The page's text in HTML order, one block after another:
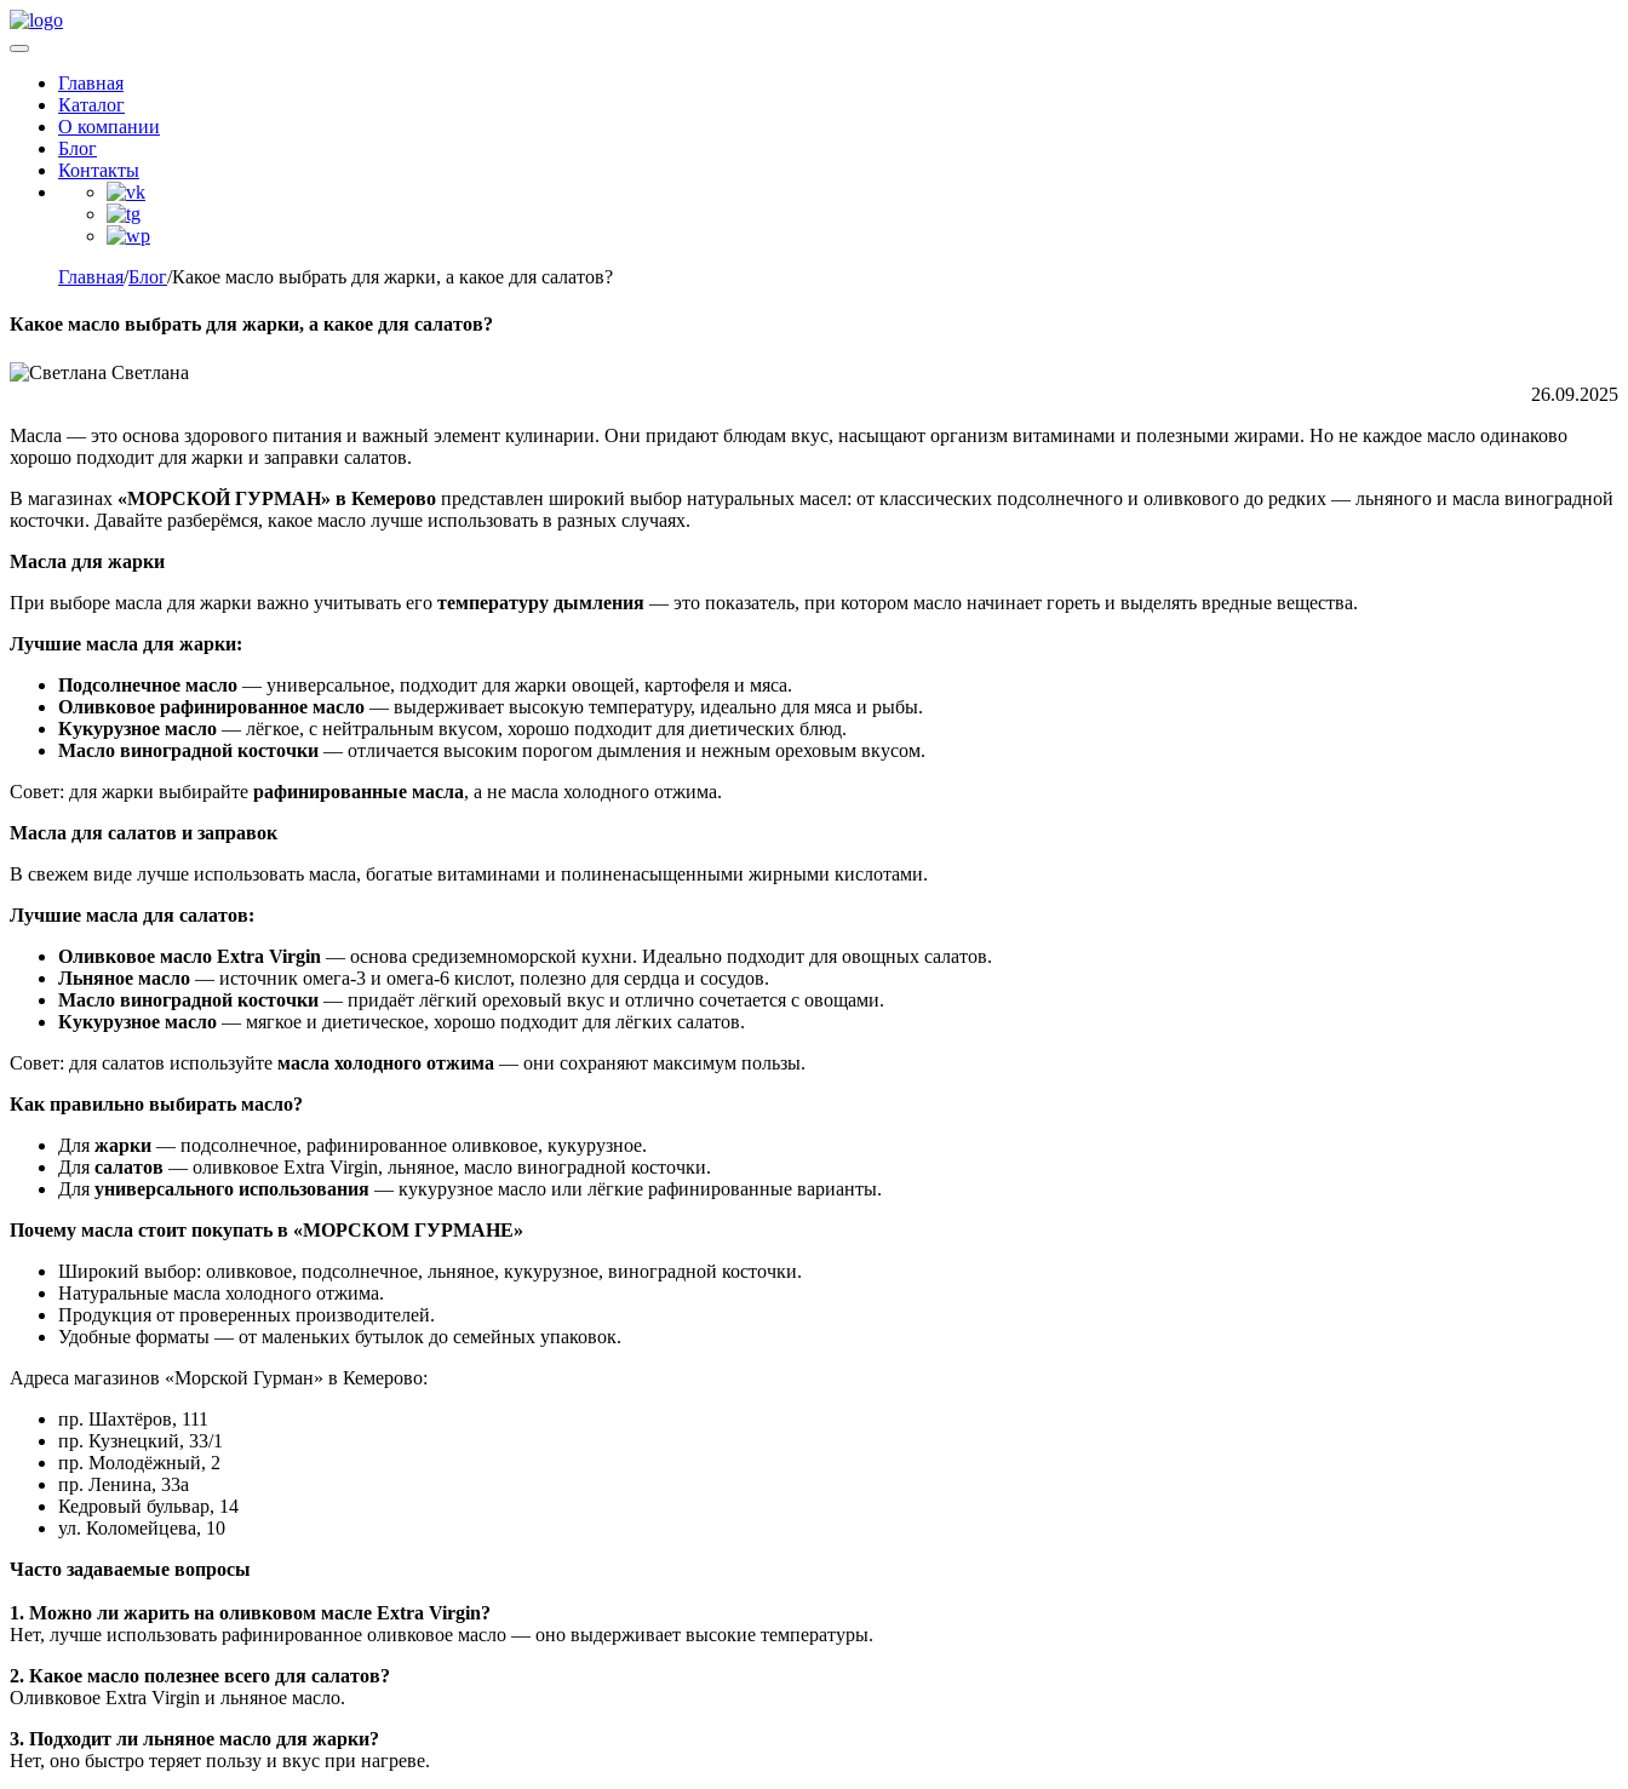
Главная
Каталог
О компании
Блог
Контакты
Главная/Блог/Какое масло выбрать для жарки, а какое для салатов?
Какое масло выбрать для жарки, а какое для салатов?
Светлана
26.09.2025
Масла — это основа здорового питания и важный элемент кулинарии. Они придают блюдам вкус, насыщают организм витаминами и полезными жирами. Но не каждое масло одинаково
хорошо подходит для жарки и заправки салатов.
В магазинах «МОРСКОЙ ГУРМАН» в Кемерово представлен широкий выбор натуральных масел: от классических подсолнечного и оливкового до редких — льняного и масла виноградной
косточки. Давайте разберёмся, какое масло лучше использовать в разных случаях.
Масла для жарки
При выборе масла для жарки важно учитывать его температуру дымления — это показатель, при котором масло начинает гореть и выделять вредные вещества.
Лучшие масла для жарки:
Подсолнечное масло — универсальное, подходит для жарки овощей, картофеля и мяса.
Оливковое рафинированное масло — выдерживает высокую температуру, идеально для мяса и рыбы.
Кукурузное масло — лёгкое, с нейтральным вкусом, хорошо подходит для диетических блюд.
Масло виноградной косточки — отличается высоким порогом дымления и нежным ореховым вкусом.
Совет: для жарки выбирайте рафинированные масла, а не масла холодного отжима.
Масла для салатов и заправок
В свежем виде лучше использовать масла, богатые витаминами и полиненасыщенными жирными кислотами.
Лучшие масла для салатов:
Оливковое масло Extra Virgin — основа средиземноморской кухни. Идеально подходит для овощных салатов.
Льняное масло — источник омега-3 и омега-6 кислот, полезно для сердца и сосудов.
Масло виноградной косточки — придаёт лёгкий ореховый вкус и отлично сочетается с овощами.
Кукурузное масло — мягкое и диетическое, хорошо подходит для лёгких салатов.
Совет: для салатов используйте масла холодного отжима — они сохраняют максимум пользы.
Как правильно выбирать масло?
Для жарки — подсолнечное, рафинированное оливковое, кукурузное.
Для салатов — оливковое Extra Virgin, льняное, масло виноградной косточки.
Для универсального использования — кукурузное масло или лёгкие рафинированные варианты.
Почему масла стоит покупать в «МОРСКОМ ГУРМАНЕ»
Широкий выбор: оливковое, подсолнечное, льняное, кукурузное, виноградной косточки.
Натуральные масла холодного отжима.
Продукция от проверенных производителей.
Удобные форматы — от маленьких бутылок до семейных упаковок.
Адреса магазинов «Морской Гурман» в Кемерово:
пр. Шахтёров, 111
пр. Кузнецкий, 33/1
пр. Молодёжный, 2
пр. Ленина, 33а
Кедровый бульвар, 14
ул. Коломейцева, 10
Часто задаваемые вопросы
1. Можно ли жарить на оливковом масле Extra Virgin?
Нет, лучше использовать рафинированное оливковое масло — оно выдерживает высокие температуры.
2. Какое масло полезнее всего для салатов?
Оливковое Extra Virgin и льняное масло.
3. Подходит ли льняное масло для жарки?
Нет, оно быстро теряет пользу и вкус при нагреве.